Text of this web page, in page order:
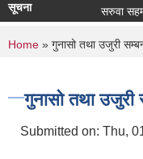
सूचना सरुवा
You are
Home » गुनासो तथा उजुरी
गुनासो तथा उजुरी
Submitted on: Thu,